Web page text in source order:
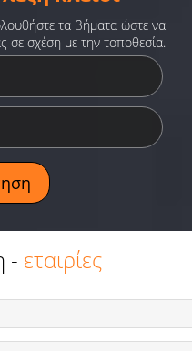
τα βήματα ώστε να
σε σχέση με την τοποθεσία.
- εταιρίες